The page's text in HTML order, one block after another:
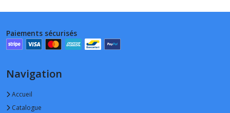
Paiements sécurisés
Navigation
Accueil
Catalogue